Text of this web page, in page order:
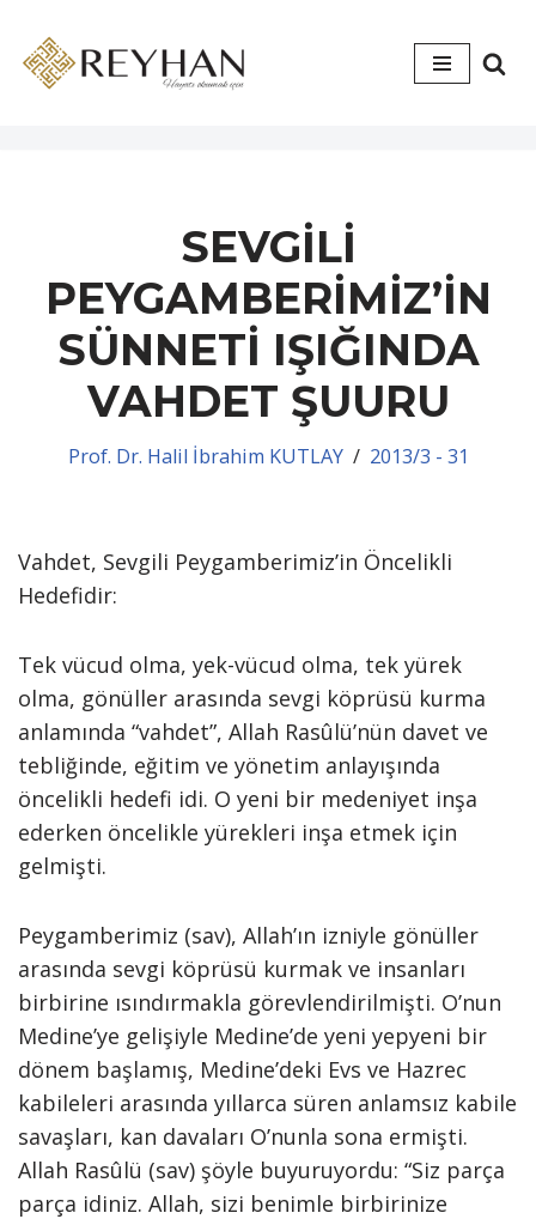
İçeriğe
SEVGİLİ
PEYGAMBERİMİZ’İN
SÜNNETİ IŞIĞINDA
VAHDET ŞUURU
Prof. Dr. Halil İbrahim KUTLAY 2013/3 - 31
Vahdet, Sevgili Peygamberimiz’in Öncelikli
Hedefidir:
Tek vücud olma, yek-vücud olma, tek yürek
olma, gönüller arasında sevgi köprüsü kurma
anlamında “vahdet”, Allah Rasûlü’nün davet ve
tebliğinde, eğitim ve yönetim anlayışında
öncelikli hedefi idi. O yeni bir medeniyet inşa
ederken öncelikle yürekleri inşa etmek için
gelmişti.
Peygamberimiz (sav), Allah’ın izniyle gönüller
arasında sevgi köprüsü kurmak ve insanları
birbirine ısındırmakla görevlendirilmişti. O’nun
Medine’ye gelişiyle Medine’de yeni yepyeni bir
dönem başlamış, Medine’deki Evs ve Hazrec
kabileleri arasında yıllarca süren anlamsız kabile
savaşları, kan davaları O’nunla sona ermişti.
Allah Rasûlü (sav) şöyle buyuruyordu: “Siz parça
parça idiniz. Allah, sizi benimle birbirinize